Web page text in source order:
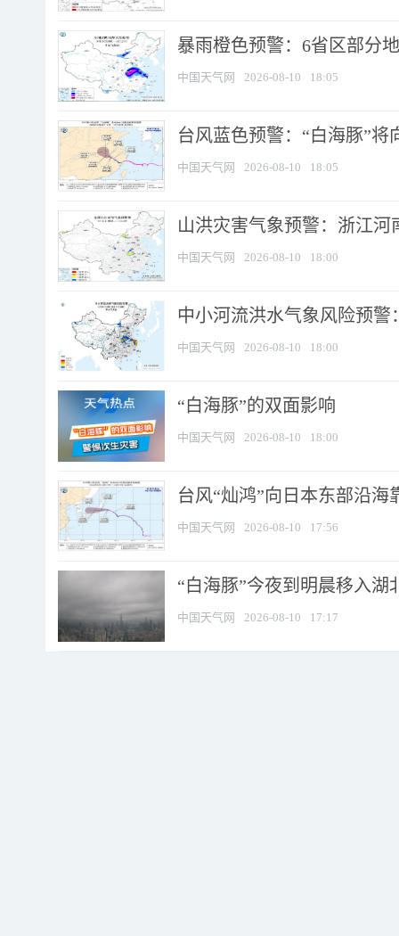
暴雨橙色预警：6省区部分
中国天气网 2026-08-10 18:05
台风蓝色预警：“白海豚”
中国天气网 2026-08-10 18:05
山洪灾害气象预警：浙江
中国天气网 2026-08-10 18:00
中小河流洪水气象风险预
中国天气网 2026-08-10 18:00
​“白海豚”的双面影响
中国天气网 2026-08-10 18:00
台风“灿鸿”向日本东部沿海
中国天气网 2026-08-10 17:56
“白海豚”今夜到明晨移入湖
中国天气网 2026-08-10 17:17